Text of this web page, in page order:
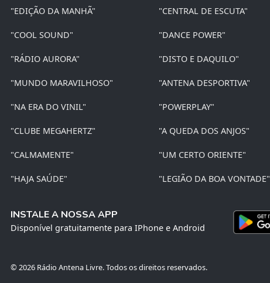
"EDIÇÃO DA MANHÃ" "CENTRAL DE ESCUTA"
"COOL SOUND" "DANCE POWER"
"RÁDIO AURORA" "DISTO E DAQUILO"
"MUNDO MARAVILHOSO" "ANTENA DESPORTIVA"
"NA ERA DO VINIL" "POWERPLAY"
"CLUBE MEGAHERTZ" "A QUEDA DOS ANJOS"
"CALMAMENTE" "UM CERTO ORIENTE"
"HAJA SAÚDE" "LEGIÃO DA BOA VONTADE"
INSTALE A NOSSA APP
Disponível gratuitamente para IPhone e Android
© 2026 Rádio Antena Livre. Todos os direitos reservados.